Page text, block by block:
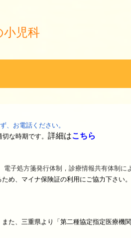
小児科
、お電話ください。
な時期です。 詳細はこちら
電子処方箋発行体制，診療情報共有体制に
め、マイナ保険証の利用にご協力下さい。
また、三重県より「第二種協定指定医療機